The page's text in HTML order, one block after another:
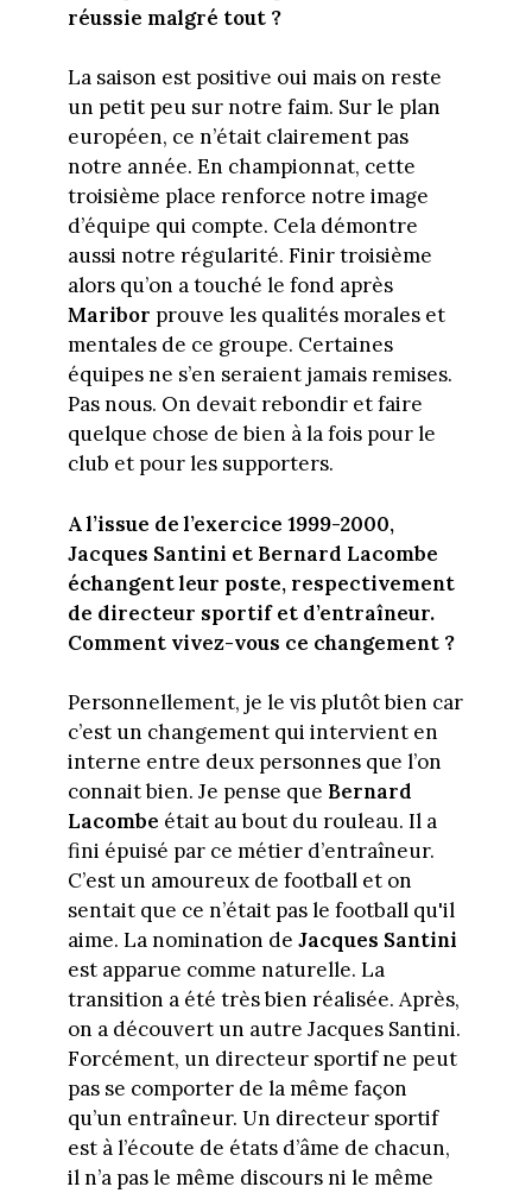
réussie malgré tout ?
La saison est positive oui mais on reste
un petit peu sur notre faim. Sur le plan
européen, ce n’était clairement pas
notre année. En championnat, cette
troisième place renforce notre image
d’équipe qui compte. Cela démontre
aussi notre régularité. Finir troisième
alors qu’on a touché le fond après
Maribor prouve les qualités morales et
mentales de ce groupe. Certaines
équipes ne s’en seraient jamais remises.
Pas nous. On devait rebondir et faire
quelque chose de bien à la fois pour le
club et pour les supporters.
A l’issue de l’exercice 1999-2000,
Jacques Santini et Bernard Lacombe
échangent leur poste, respectivement
de directeur sportif et d’entraîneur.
Comment vivez-vous ce changement ?
Personnellement, je le vis plutôt bien car
c’est un changement qui intervient en
interne entre deux personnes que l’on
connait bien. Je pense que Bernard
Lacombe était au bout du rouleau. Il a
fini épuisé par ce métier d’entraîneur.
C’est un amoureux de football et on
sentait que ce n’était pas le football qu'il
aime. La nomination de Jacques Santini
est apparue comme naturelle. La
transition a été très bien réalisée. Après,
on a découvert un autre Jacques Santini.
Forcément, un directeur sportif ne peut
pas se comporter de la même façon
qu’un entraîneur. Un directeur sportif
est à l’écoute de états d’âme de chacun,
il n’a pas le même discours ni le même